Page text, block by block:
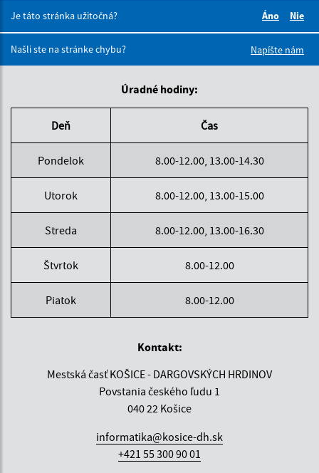
Je táto stránka užitočná?
Áno
Nie
Našli ste na stránke chybu?
Napíšte nám
Úradné hodiny:
Deň Čas
Pondelok 8.00-12.00, 13.00-14.30
Utorok 8.00-12.00, 13.00-15.00
Streda 8.00-12.00, 13.00-16.30
Štvrtok 8.00-12.00
Piatok 8.00-12.00
Kontakt:
Mestská časť KOŠICE - DARGOVSKÝCH HRDINOV
Povstania českého ľudu 1
040 22 Košice
informatika@kosice-dh.sk
+421 55 300 90 01